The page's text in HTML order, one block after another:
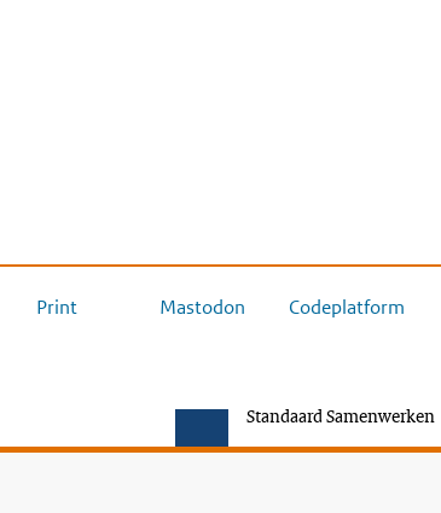
Print Mastodon Codeplatform
Standaard Samenwerken